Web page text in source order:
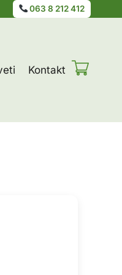
063 8 212 412
Kontakt